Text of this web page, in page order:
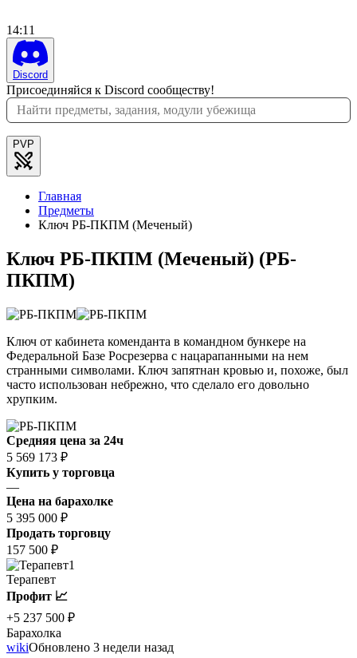
14:11
Discord
Присоединяйся к Discord сообществу!
PVP
Главная
Предметы
Ключ РБ-ПКПМ (Меченый)
Ключ РБ-ПКПМ (Меченый) (РБ-
ПКПМ)
Ключ от кабинета коменданта в командном бункере на
Федеральной Базе Росрезерва с нацарапанными на нем
странными символами. Ключ запятнан кровью и, похоже, был
часто использован небрежно, что сделало его довольно
хрупким.
Средняя цена за 24ч
5 569 173 ₽
Купить у торговца
—
Цена на барахолке
5 395 000 ₽
Продать торговцу
157 500 ₽
1
Терапевт
Профит 📈
+5 237 500 ₽
Барахолка
wikiОбновлено 3 недели назад